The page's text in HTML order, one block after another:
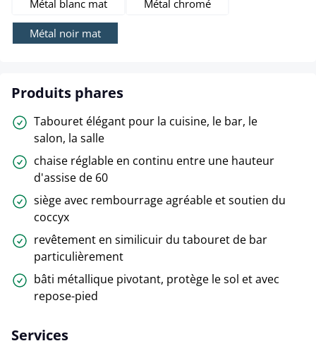
Métal blanc mat Métal chromé
Métal noir mat
Produits phares
Tabouret élégant pour la cuisine, le bar, le
salon, la salle
chaise réglable en continu entre une hauteur
d'assise de 60
siège avec rembourrage agréable et soutien du
coccyx
revêtement en similicuir du tabouret de bar
particulièrement
bâti métallique pivotant, protège le sol et avec
repose-pied
Services